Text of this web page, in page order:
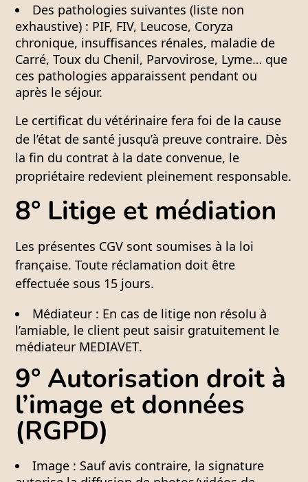
Des pathologies suivantes (liste non
exhaustive) : PIF, FIV, Leucose, Coryza
chronique, insuffisances rénales, maladie de
Carré, Toux du Chenil, Parvovirose, Lyme… que
ces pathologies apparaissent pendant ou
après le séjour.
Le certificat du vétérinaire fera foi de la cause
de l’état de santé jusqu’à preuve contraire. Dès
la fin du contrat à la date convenue, le
propriétaire redevient pleinement responsable.
8° Litige et médiation
Les présentes CGV sont soumises à la loi
française. Toute réclamation doit être
effectuée sous 15 jours.
Médiateur : En cas de litige non résolu à
l’amiable, le client peut saisir gratuitement le
médiateur MEDIAVET.
9° Autorisation droit à
l’image et données
(RGPD)
Image : Sauf avis contraire, la signature